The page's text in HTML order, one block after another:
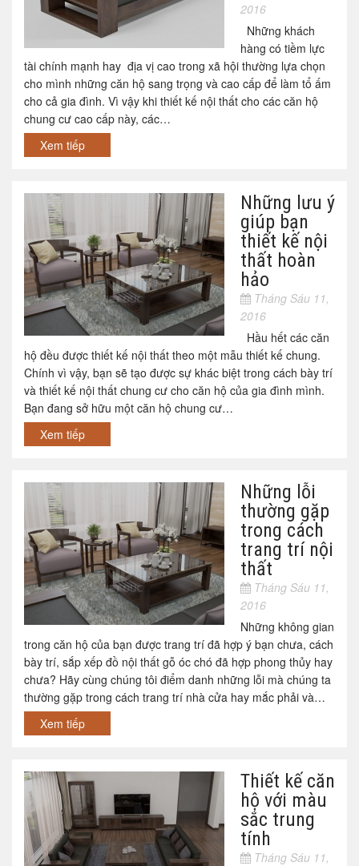
2016
Những khách
hàng có tiềm lực
tài chính mạnh hay địa vị cao trong xã hội thường lựa chọn
cho mình những căn hộ sang trọng và cao cấp để làm tổ ấm
cho cả gia đình. Vì vậy khi thiết kế nội thất cho các căn hộ
chung cư cao cấp này, các…
Xem tiếp
Những lưu ý
giúp bạn
thiết kế nội
thất hoàn
hảo
Tháng Sáu 11,
2016
Hầu hết các căn
hộ đều được thiết kế nội thất theo một mẫu thiết kế chung.
Chính vì vậy, bạn sẽ tạo được sự khác biệt trong cách bày trí
và thiết kế nội thất chung cư cho căn hộ của gia đình mình.
Bạn đang sở hữu một căn hộ chung cư…
Xem tiếp
Những lỗi
thường gặp
trong cách
trang trí nội
thất
Tháng Sáu 11,
2016
Những không gian
trong căn hộ của bạn được trang trí đã hợp ý bạn chưa, cách
bày trí, sắp xếp đồ nội thất gỗ óc chó đã hợp phong thủy hay
chưa? Hãy cùng chúng tôi điểm danh những lỗi mà chúng ta
thường gặp trong cách trang trí nhà cửa hay mắc phải và…
Xem tiếp
Thiết kế căn
hộ với màu
sắc trung
tính
Tháng Sáu 11,